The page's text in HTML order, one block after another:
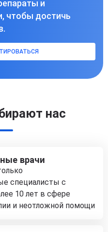
и
чтобы достичь
нас
врачи
специалисты с
10 лет в сфере
и неотложной помощи